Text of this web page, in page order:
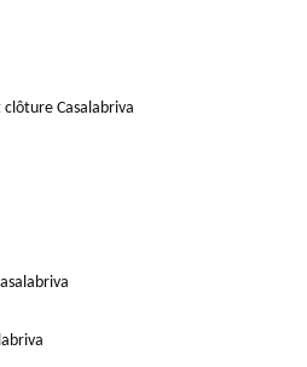
Casalabriva